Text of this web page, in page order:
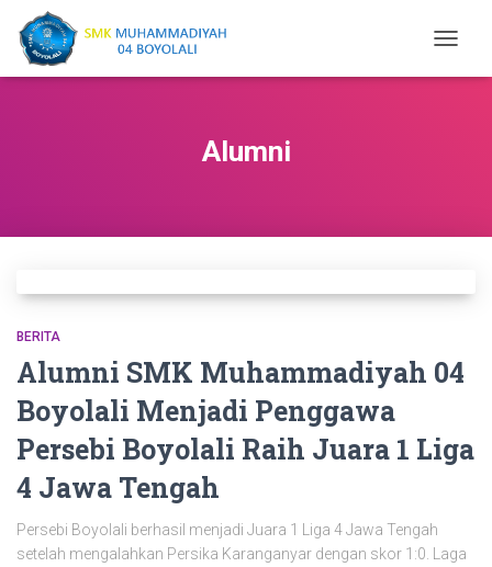
Alumni
BERITA
Alumni SMK Muhammadiyah 04
Boyolali Menjadi Penggawa
Persebi Boyolali Raih Juara 1 Liga
4 Jawa Tengah
Persebi Boyolali berhasil menjadi Juara 1 Liga 4 Jawa Tengah
setelah mengalahkan Persika Karanganyar dengan skor 1:0. Laga